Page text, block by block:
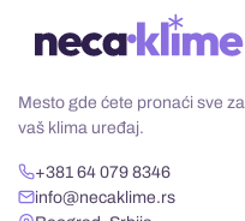
Mesto gde ćete pronaći sve za
vaš klima uređaj.
+381 64 079 8346
info@necaklime.rs